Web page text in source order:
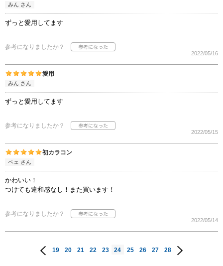
みん さん
ずっと愛用してます
参考になりましたか？
2022/05/16
愛用
みん さん
ずっと愛用してます
参考になりましたか？
2022/05/15
初カラコン
ペェ さん
かわいい！
つけても違和感なし！また買います！
参考になりましたか？
2022/05/14
19 20 21 22 23 24 25 26 27 28